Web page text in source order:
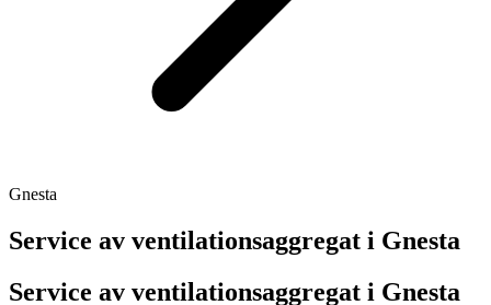
Gnesta
Service av ventilationsaggregat i Gnesta
Service av ventilationsaggregat i Gnesta